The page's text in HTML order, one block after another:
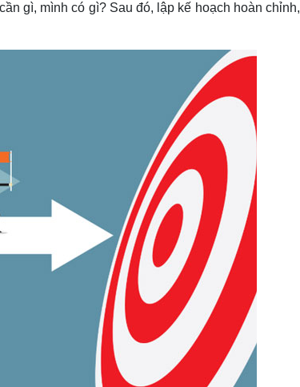
gì, mình có gì? Sau đó, lập kế hoạch hoàn chỉnh,